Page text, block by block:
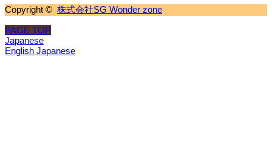
Copyright © 株式会社SG Wonder zone
PAGE TOP
Japanese
English Japanese